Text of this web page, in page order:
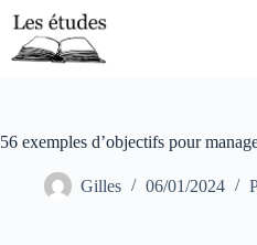
au
contenu
56 exemples d’objectifs pour
Gilles 06/01/2024